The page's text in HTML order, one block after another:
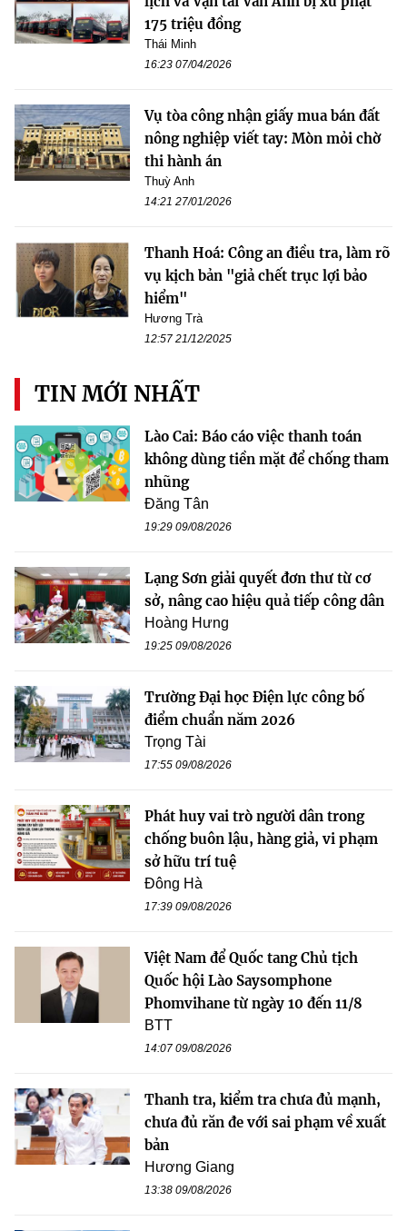
175 triệu đồng
Thái Minh
16:23 07/04/2026
Vụ tòa công nhận giấy mua bán đất
nông nghiệp viết tay: Mòn mỏi chờ
thi hành án
Thuỳ Anh
14:21 27/01/2026
Thanh Hoá: Công an điều tra, làm rõ
vụ kịch bản "giả chết trục lợi bảo
hiểm"
Hương Trà
12:57 21/12/2025
TIN MỚI NHẤT
Lào Cai: Báo cáo việc thanh toán
không dùng tiền mặt để chống tham
nhũng
Đăng Tân
19:29 09/08/2026
Lạng Sơn giải quyết đơn thư từ cơ
sở, nâng cao hiệu quả tiếp công dân
Hoàng Hưng
19:25 09/08/2026
Trường Đại học Điện lực công bố
điểm chuẩn năm 2026
Trọng Tài
17:55 09/08/2026
Phát huy vai trò người dân trong
chống buôn lậu, hàng giả, vi phạm
sở hữu trí tuệ
Đông Hà
17:39 09/08/2026
Việt Nam để Quốc tang Chủ tịch
Quốc hội Lào Saysomphone
Phomvihane từ ngày 10 đến 11/8
BTT
14:07 09/08/2026
Thanh tra, kiểm tra chưa đủ mạnh,
chưa đủ răn đe với sai phạm về xuất
bản
Hương Giang
13:38 09/08/2026